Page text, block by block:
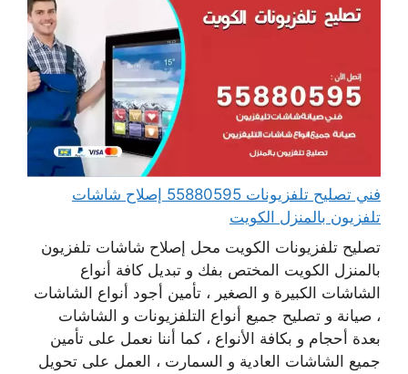
فني تصليح تلفزيونات 55880595 إصلاح شاشات
تلفزيون بالمنزل الكويت
تصليح تلفزيونات الكويت محل إصلاح شاشات تلفزيون
بالمنزل الكويت المختص بفك و تبديل كافة أنواع
الشاشات الكبيرة و الصغير ، تأمين أجود أنواع الشاشات
، صيانة و تصليح جميع أنواع التلفزيونات و الشاشات
بعدة أحجام و بكافة الأنواع ، كما أننا نعمل على تأمين
جميع الشاشات العادية و السمارت ، العمل على تحويل